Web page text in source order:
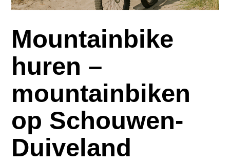
Mountainbike
huren –
mountainbiken
op Schouwen-
Duiveland